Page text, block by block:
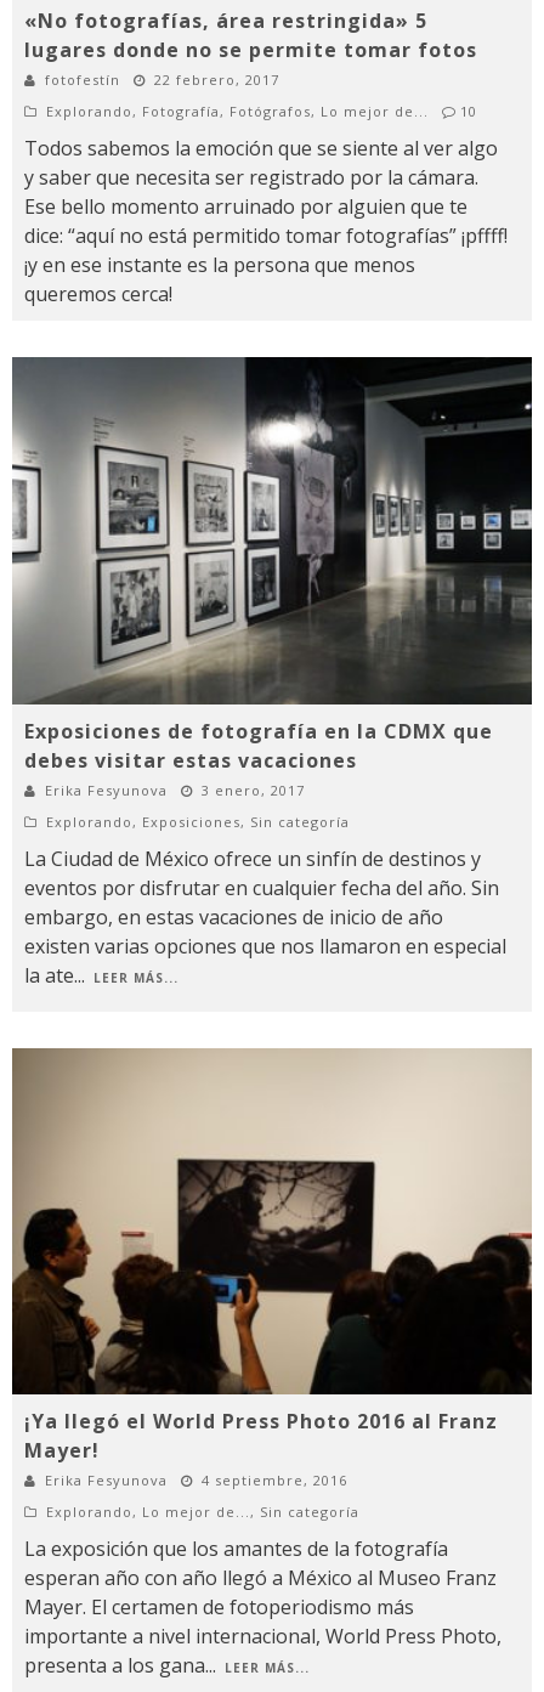
«No fotografías, área restringida» 5
lugares donde no se permite tomar fotos
fotofestín
22 febrero, 2017
Explorando, Fotografía, Fotógrafos, Lo mejor de... 10
Todos sabemos la emoción que se siente al ver algo
y saber que necesita ser registrado por la cámara.
Ese bello momento arruinado por alguien que te
dice: “aquí no está permitido tomar fotografías” ¡pffff!
¡y en ese instante es la persona que menos
queremos cerca!
Exposiciones de fotografía en la CDMX que
debes visitar estas vacaciones
Erika Fesyunova
3 enero, 2017
Explorando , Exposiciones, Sin categoría
La Ciudad de México ofrece un sinfín de destinos y
eventos por disfrutar en cualquier fecha del año. Sin
embargo, en estas vacaciones de inicio de año
existen varias opciones que nos llamaron en especial
la ate... LEER MÁS...
¡Ya llegó el World Press Photo 2016 al Franz
Mayer!
Erika Fesyunova
4 septiembre, 2016
Explorando , Lo mejor de... , Sin categoría
La exposición que los amantes de la fotografía
esperan año con año llegó a México al Museo Franz
Mayer. El certamen de fotoperiodismo más
importante a nivel internacional, World Press Photo,
presenta a los gana... LEER MÁS...